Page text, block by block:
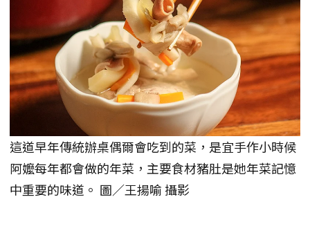
這道早年傳統辦桌偶爾會吃到的菜，是宜手作小時候
阿嬤每年都會做的年菜，主要食材豬肚是她年菜記憶
中重要的味道。 圖／王揚喻 攝影